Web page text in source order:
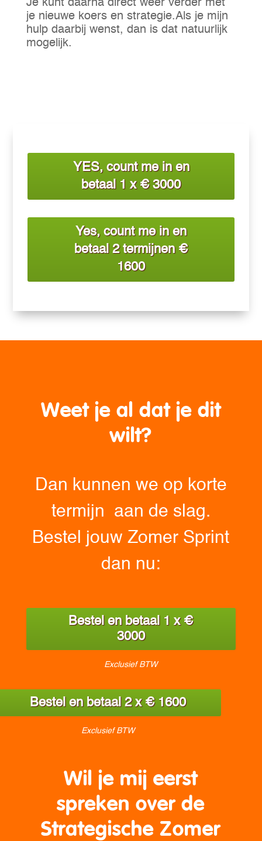
Je kunt daarna direct weer verder met
je nieuwe koers en strategie.Als je mijn
hulp daarbij wenst, dan is dat natuurlijk
mogelijk.
YES, count me in en
betaal 1 x € 3000
Yes, count me in en
betaal 2 termijnen €
1600
Weet je al dat je dit
wilt?
Dan kunnen we op korte
termijn aan de slag.
Bestel jouw Zomer Sprint
dan nu:
Bestel en betaal 1 x €
3000
Exclusief BTW
Bestel en betaal 2 x € 1600
Exclusief BTW
Wil je mij eerst
spreken over de
Strategische Zomer